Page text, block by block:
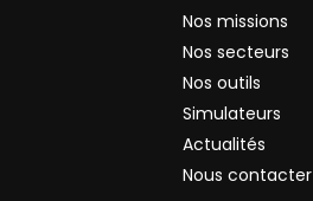
Nos missions
Nos secteurs
Nos outils
Simulateurs
Actualités
Nous contacter